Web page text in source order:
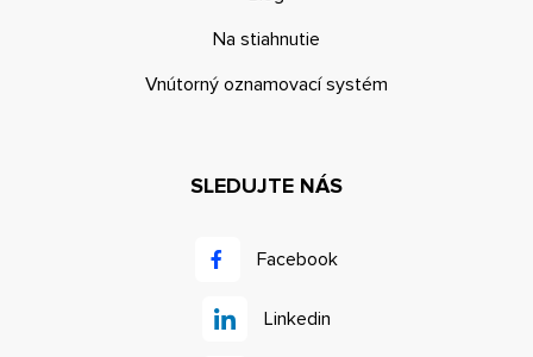
Na stiahnutie
Vnútorný oznamovací systém
SLEDUJTE NÁS
Facebook
Linkedin